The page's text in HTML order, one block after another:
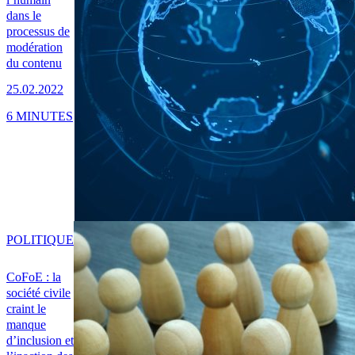
dans le
processus de
modération
du contenu
25.02.2022
6 MINUTES
CoFoE : la
société civile
craint le
manque
d’inclusion et
POLITIQUE